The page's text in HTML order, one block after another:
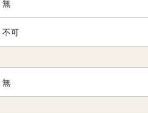
不可
無